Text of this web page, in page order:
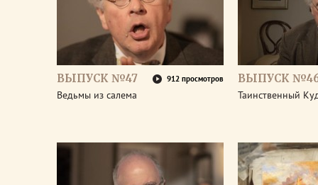
ВЫПУСК №47 912 просмотров
Ведьмы из салема
ВЫПУСК
Таинственный